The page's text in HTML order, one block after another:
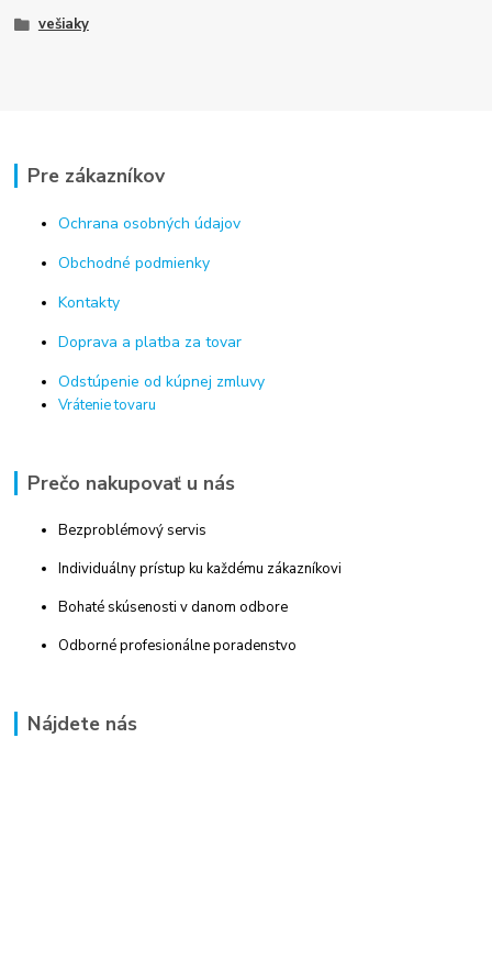
vešiaky
Pre zákazníkov
Ochrana osobných údajov
Obchodné podmienky
Kontakty
Doprava a platba za tovar
Odstúpenie od kúpnej zmluvy
Vrátenie tovaru
Prečo nakupovať u nás
Bezproblémový servis
Individuálny prístup ku každému zákazníkovi
Bohaté skúsenosti v danom odbore
Odborné profesionálne poradenstvo
Nájdete nás